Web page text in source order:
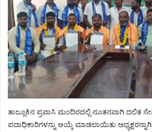
ತಾಲ್ಲೂಕಿನ ಪ್ರವಾಸಿ ಮಂದಿರದಲ್ಲಿ ನೂತನವಾಗಿ ದಲಿತ
ಪದಾಧಿಕಾರಿಗಳನ್ನು ಆಯ್ಕೆ ಮಾಡಲಾಯಿತು